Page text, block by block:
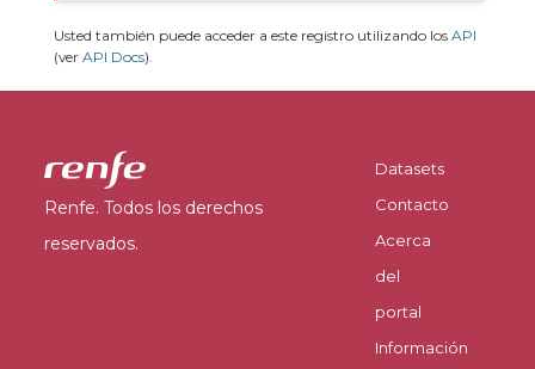
Usted también puede acceder a este registro utilizando los API
(ver API Docs).
Renfe. Todos los derechos
reservados.
Datasets
Contacto
Acerca
del
portal
Información